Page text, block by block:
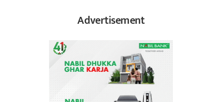
Advertisement